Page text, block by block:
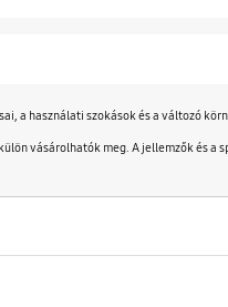
a használati szokások és a változó
vásárolhatók meg. A jellemzők és a